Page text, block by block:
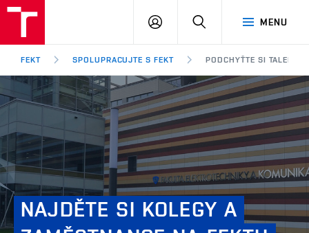
Brno
MENU
PŘIHLÁSIT
FEKT SPOLUPRACUJTE S FEKT PODCHYŤTE SI TALENTY
NAJDĚTE SI KOLEGY A